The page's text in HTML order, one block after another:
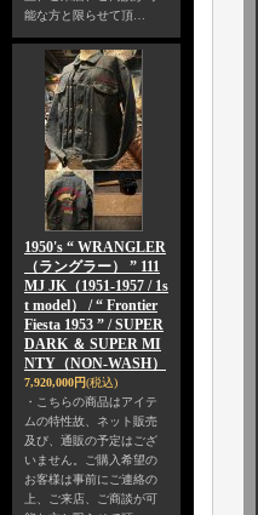
能な方と限らせて頂…
1950's “ WRANGLER
（ラングラー） ” 111
MJ JK（1951-1957 / 1s
t model） / “ Frontier
Fiesta 1953 ” / SUPER
DARK ＆ SUPER MI
NTY（NON-WASH）
7,920,000円(税込)
・こちらの商品はアイテ
ムの特性故、ネット販売
及び、通販の予定はござ
いません。ご購入希望の
お客様は事前にご連絡の
上、ご来店、ご商談が可